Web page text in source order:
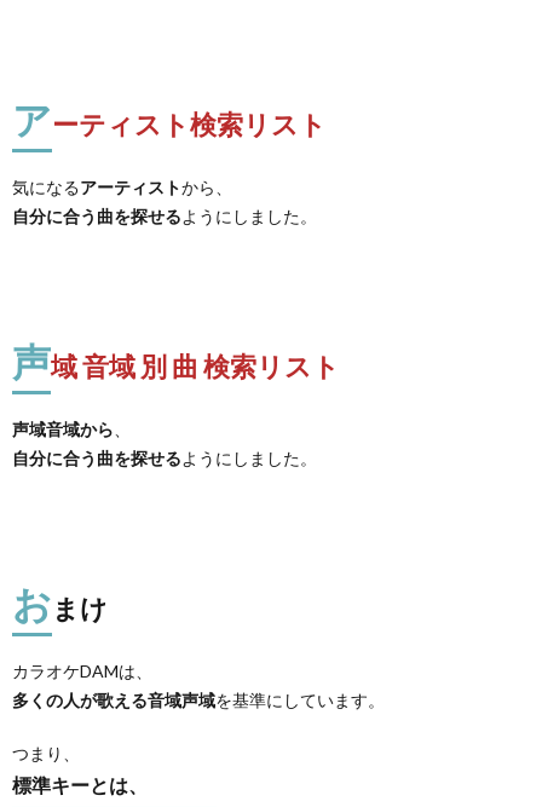
アーティスト検索リスト
気になるアーティストから、
自分に合う曲を探せるようにしました。
声域 音域 別 曲 検索リスト
声域音域から
自分に合う曲を探せるようにしました。
おまけ
カラオケDAMは、
多くの人が歌える音域声域を基準にしています。
つまり、
標準キーとは、